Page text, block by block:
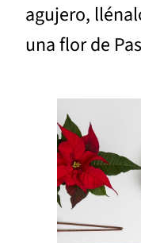
agujero,
una flor de